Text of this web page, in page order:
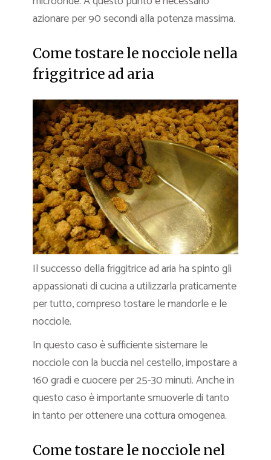
azionare per 90 secondi alla potenza massima.
Come tostare le nocciole nella
friggitrice ad aria
Il successo della friggitrice ad aria ha spinto gli
appassionati di cucina a utilizzarla praticamente
per tutto, compreso tostare le mandorle e le
nocciole.
In questo caso è sufficiente sistemare le
nocciole con la buccia nel cestello, impostare a
160 gradi e cuocere per 25-30 minuti. Anche in
questo caso è importante smuoverle di tanto
in tanto per ottenere una cottura omogenea.
Come tostare le nocciole nel